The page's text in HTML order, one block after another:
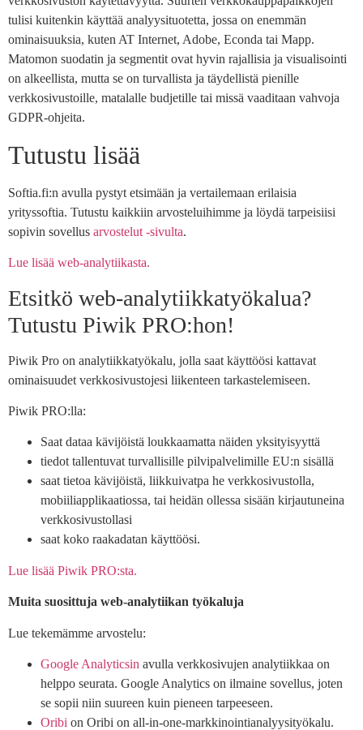
tulisi kuitenkin käyttää analyysituotetta, jossa on enemmän
ominaisuuksia, kuten AT Internet, Adobe, Econda tai Mapp.
Matomon suodatin ja segmentit ovat hyvin rajallisia ja visualisointi
on alkeellista, mutta se on turvallista ja täydellistä pienille
verkkosivustoille, matalalle budjetille tai missä vaaditaan vahvoja
GDPR-ohjeita.
Tutustu lisää
Softia.fi:n avulla pystyt etsimään ja vertailemaan erilaisia
yrityssoftia. Tutustu kaikkiin arvosteluihimme ja löydä tarpeisiisi
sopivin sovellus arvostelut -sivulta.
Lue lisää web-analytiikasta.
Etsitkö web-analytiikkatyökalua?
Tutustu Piwik PRO:hon!
Piwik Pro on analytiikkatyökalu, jolla saat käyttöösi kattavat
ominaisuudet verkkosivustojesi liikenteen tarkastelemiseen.
Piwik PRO:lla:
Saat dataa kävijöistä loukkaamatta näiden yksityisyyttä
tiedot tallentuvat turvallisille pilvipalvelimille EU:n sisällä
saat tietoa kävijöistä, liikkuivatpa he verkkosivustolla,
mobiiliapplikaatiossa, tai heidän ollessa sisään kirjautuneina
verkkosivustollasi
saat koko raakadatan käyttöösi.
Lue lisää Piwik PRO:sta.
Muita suosittuja web-analytiikan työkaluja
Lue tekemämme arvostelu:
Google Analyticsin avulla verkkosivujen analytiikkaa on
helppo seurata. Google Analytics on ilmaine sovellus, joten
se sopii niin suureen kuin pieneen tarpeeseen.
Oribi on Oribi on all-in-one-markkinointianalyysityökalu.